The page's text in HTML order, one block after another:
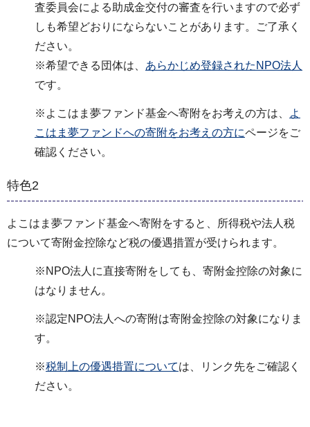
査委員会による助成金交付の審査を行いますので必ず
しも希望どおりにならないことがあります。ご了承く
ださい。
※希望できる団体は、 あらかじめ登録されたNPO法人
です。
※よこはま夢ファンド基金へ寄附をお考えの方は、
よ
こはま夢ファンドへの寄附をお考えの方にページをご
確認ください。
特色2
よこはま夢ファンド基金へ寄附をすると、所得税や法人税
について寄附金控除など税の優遇措置が受けられます。
※NPO法人に直接寄附をしても、寄附金控除の対象に
はなりません。
※認定NPO法人への寄附は寄附金控除の対象になりま
す。
※税制上の優遇措置については、リンク先をご確認く
ださい。